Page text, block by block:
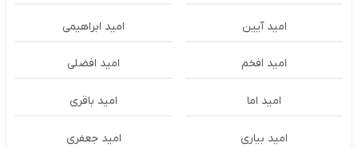
امید آیین امید ابراهیمی
امید افخم امید افضلی
امید اما امید باقری
امید بیاری امید جعفری